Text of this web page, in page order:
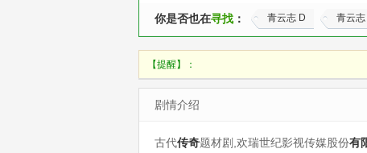
你是否也在寻找 ： 青云志 D 青云志
【提醒】：
剧情介绍
古代传奇题材剧,欢瑞世纪影视传媒股份有